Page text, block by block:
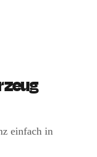
einfach in